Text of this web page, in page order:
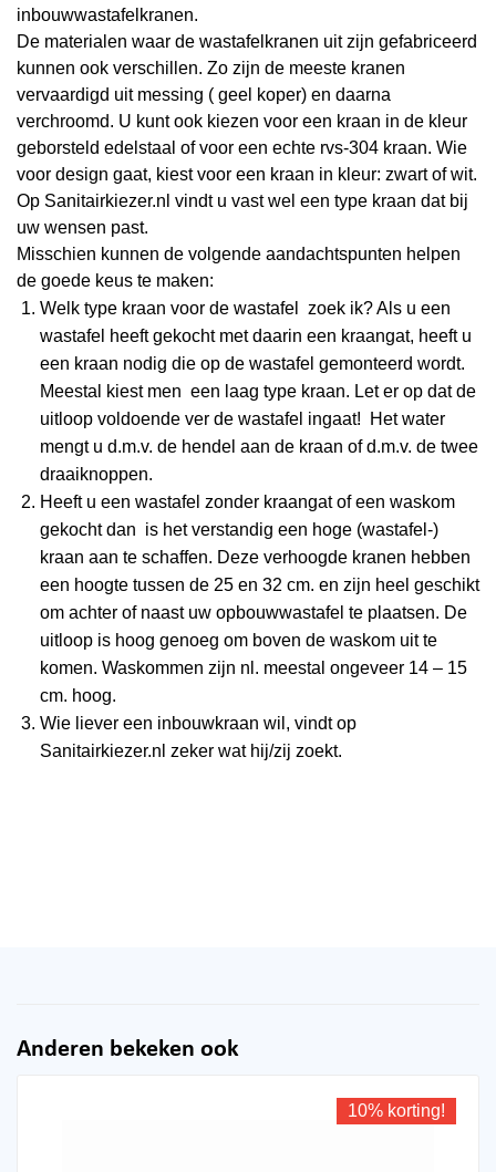
inbouwwastafelkranen.
De materialen waar de wastafelkranen uit zijn gefabriceerd
kunnen ook verschillen. Zo zijn de meeste kranen
vervaardigd uit messing ( geel koper) en daarna
verchroomd. U kunt ook kiezen voor een kraan in de kleur
geborsteld edelstaal of voor een echte rvs-304 kraan. Wie
voor design gaat, kiest voor een kraan in kleur: zwart of wit.
Op Sanitairkiezer.nl vindt u vast wel een type kraan dat bij
uw wensen past.
Misschien kunnen de volgende aandachtspunten helpen
de goede keus te maken:
Welk type kraan voor de wastafel zoek ik? Als u een
wastafel heeft gekocht met daarin een kraangat, heeft u
een kraan nodig die op de wastafel gemonteerd wordt.
Meestal kiest men een laag type kraan. Let er op dat de
uitloop voldoende ver de wastafel ingaat! Het water
mengt u d.m.v. de hendel aan de kraan of d.m.v. de twee
draaiknoppen.
Heeft u een wastafel zonder kraangat of een waskom
gekocht dan is het verstandig een hoge (wastafel-)
kraan aan te schaffen. Deze verhoogde kranen hebben
een hoogte tussen de 25 en 32 cm. en zijn heel geschikt
om achter of naast uw opbouwwastafel te plaatsen. De
uitloop is hoog genoeg om boven de waskom uit te
komen. Waskommen zijn nl. meestal ongeveer 14 – 15
cm. hoog.
Wie liever een inbouwkraan wil, vindt op
Sanitairkiezer.nl zeker wat hij/zij zoekt.
Anderen bekeken ook
10% korting!